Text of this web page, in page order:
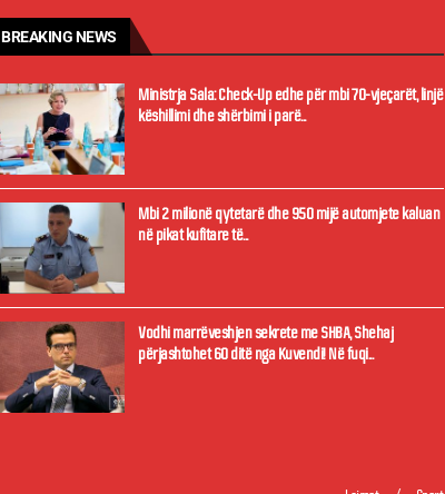
BREAKING NEWS
Ministrja Sala: Check-Up edhe për mbi 70-vjeçarët, linjë
këshillimi dhe shërbimi i parë...
Mbi 2 milionë qytetarë dhe 950 mijë automjete kaluan
në pikat kufitare të...
Vodhi marrëveshjen sekrete me SHBA, Shehaj
përjashtohet 60 ditë nga Kuvendi! Në fuqi...